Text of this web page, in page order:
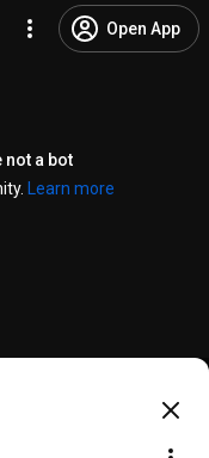
Open App
not a bot
Learn more
meiner Laterne" –